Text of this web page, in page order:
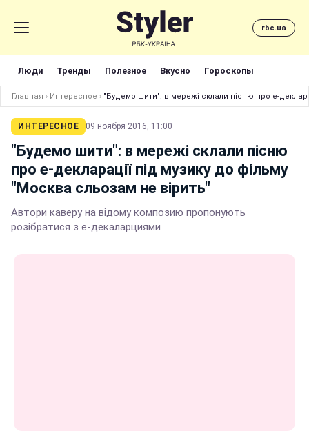
rbc.ua
Люди Тренды Полезное Вкусно Гороскопы
Главная › Интересное › "Будемо шити": в мережі склали пісню про е-
ИНТЕРЕСНОЕ 09 ноября 2016, 11:00
"Будемо шити": в мережі склали пісню
про е-декларації під музику до фільму
"Москва сльозам не вірить"
Автори каверу на відому композию пропонують
розібратися з е-декаларциями